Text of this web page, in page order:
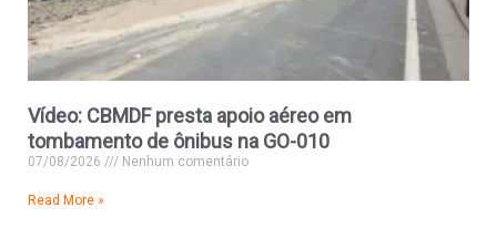
Vídeo: CBMDF presta apoio aéreo em
tombamento de ônibus na GO-010
07/08/2026 Nenhum comentário
Read More »